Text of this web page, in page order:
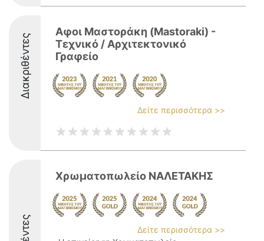
Διακριθέντες
Αφοι Μαστοράκη (Mastoraki) -
Τεχνικό / Αρχιτεκτονικό
Γραφείο
Δείτε περισσότερα >>
Χρωματοπωλείο ΝΑΛΕΤΑΚΗΣ
Δείτε περισσότερα >>